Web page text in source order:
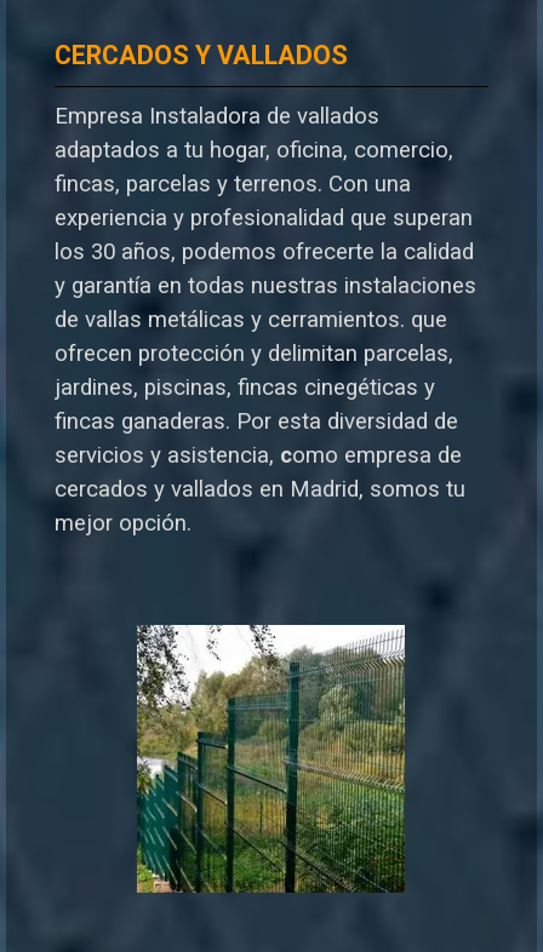
CERCADOS Y VALLADOS
Empresa Instaladora de vallados
adaptados a tu hogar, oficina, comercio,
fincas, parcelas y terrenos. Con una
experiencia y profesionalidad que superan
los 30 años, podemos ofrecerte la calidad
y garantía en todas nuestras instalaciones
de vallas metálicas y cerramientos. que
ofrecen protección y delimitan parcelas,
jardines, piscinas, fincas cinegéticas y
fincas ganaderas. Por esta diversidad de
servicios y asistencia, como empresa de
cercados y vallados en Madrid, somos tu
mejor opción.